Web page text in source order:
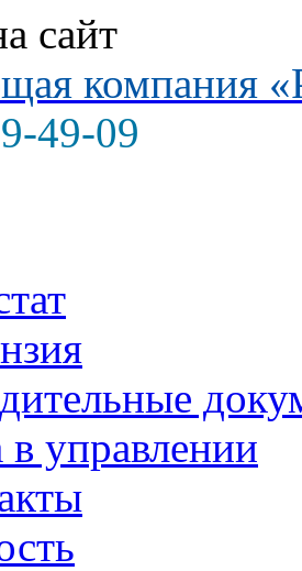
сайт
компания
49-09
управлении